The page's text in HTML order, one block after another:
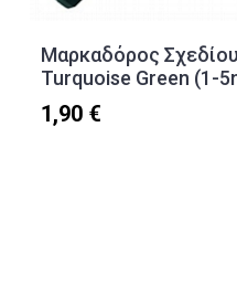
Μαρκαδόρος
Turquoise Green (1-
1,90 €